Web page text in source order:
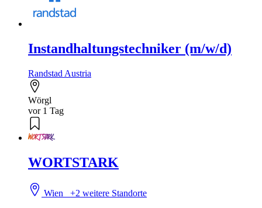
Instandhaltungstechniker (m/w/d)
Randstad Austria
Wörgl
vor 1 Tag
WORTSTARK
Wien+2 weitere Standorte